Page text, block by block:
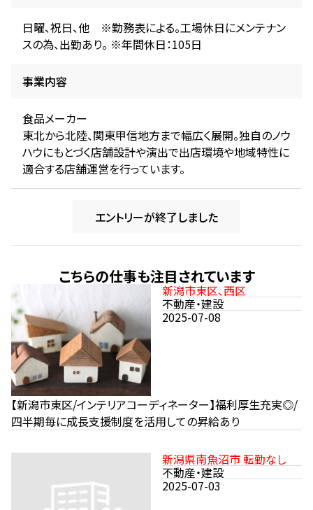
日曜、祝日、他 ※勤務表による。工場休日にメンテナン
スの為、出勤あり。 ※年間休日：105日
事業内容
食品メーカー
東北から北陸、関東甲信地方まで幅広く展開。独自のノウ
ハウにもとづく店舗設計や演出で出店環境や地域特性に
適合する店舗運営を行っています。
エントリーが終了しました
こちらの仕事も注目されています
新潟市東区、西区
不動産・建設
2025-07-08
【新潟市東区/インテリアコーディネーター】福利厚生充実◎/
四半期毎に成長支援制度を活用しての昇給あり
新潟県南魚沼市 転勤なし
不動産・建設
2025-07-03